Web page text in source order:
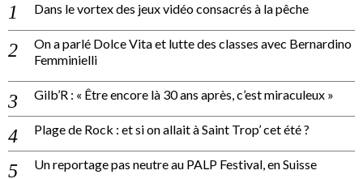
Dans le vortex des jeux vidéo consacrés à la pêche
On a parlé Dolce Vita et lutte des classes avec Bernardino
Femminielli
Gilb’R : « Être encore là 30 ans après, c’est miraculeux »
Plage de Rock : et si on allait à Saint Trop’ cet été ?
Un reportage pas neutre au PALP Festival, en Suisse